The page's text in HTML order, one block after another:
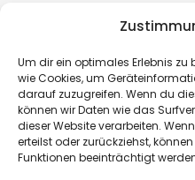
Um dir ein optimales Erlebnis zu
wie Cookies, um
darauf zuzugreifen. Wenn du
können wir Daten wie das
dieser Website verarbeiten.
erteilst oder zurückziehst,
Funktionen beeinträchtigt